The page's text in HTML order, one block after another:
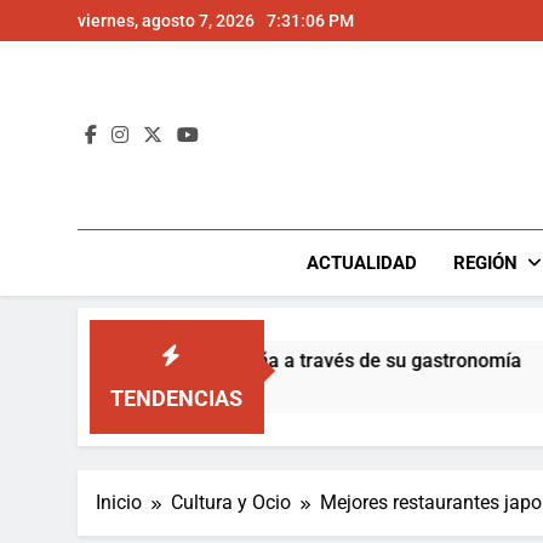
al
viernes, agosto 7, 2026 7:31:07 PM
ACTUALIDAD REGIÓN
TENDENCIAS
de A Coruña a través de su gastronomía
Inicio Cultura y Ocio Mejores restaurantes